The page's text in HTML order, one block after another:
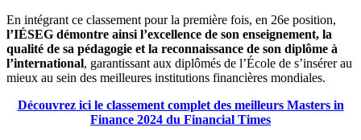
En intégrant ce classement pour la première fois, en 26e position,
l’IÉSEG démontre ainsi l’excellence de son enseignement, la
qualité de sa pédagogie et la reconnaissance de son diplôme à
l’international, garantissant aux diplômés de l’École de s’insérer au
mieux au sein des meilleures institutions financières mondiales.
Découvrez ici le classement complet des meilleurs Masters in
Finance 2024 du Financial Times